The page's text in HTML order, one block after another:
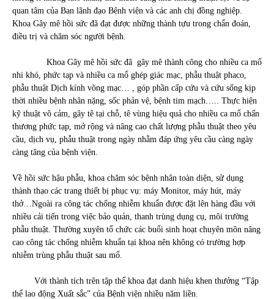
quan tâm của Ban lãnh đạo Bệnh viện và các anh chị đồng nghiệp.
Khoa Gây mê hồi sức đã đạt được những thành tựu trong chẩn đoán,
điều trị và chăm sóc người bệnh.
Khoa Gây mê hồi sức đã gây mê thành công cho nhiều ca mổ
nhi khó, phức tạp và nhiều ca mổ ghép giác mạc, phẫu thuật phaco,
phẫu thuật Dịch kính võng mạc… , góp phần cấp cứu và cứu sống kịp
thời nhiều bệnh nhân nặng, sốc phản vệ, bệnh tim mạch….. Thực hiện
kỹ thuật vô cảm, gây tê tại chỗ, tê vùng hiệu quả cho nhiều ca mổ chấn
thương phức tạp, mở rộng và nâng cao chất lượng phẫu thuật theo yêu
cầu, dịch vụ, phẫu thuật trong ngày nhằm đáp ứng yêu cầu càng ngày
càng tăng của bệnh viện.
Về hồi sức hậu phẫu, khoa chăm sóc bệnh nhân toàn diện, sử dụng
thành thạo các trang thiết bị phục vụ: máy Monitor, máy hút, máy
thở…Ngoài ra công tác chống nhiễm khuẩn được đặt lên hàng đầu với
nhiều cải tiến trong việc bảo quản, thanh trùng dụng cụ, môi trường
phẫu thuật. Thường xuyên tổ chức các buổi sinh hoạt chuyên môn nâng
cao công tác chống nhiễm khuẩn tại khoa nên không có trường hợp
nhiễm trùng phẫu thuật sau mổ.
Với thành tích trên tập thể khoa đạt danh hiệu khen thưởng “Tập
thể lao động Xuất sắc” của Bệnh viện nhiều năm liền.